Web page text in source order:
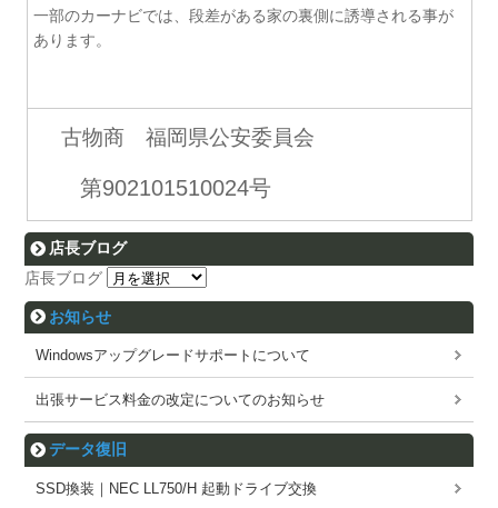
一部のカーナビでは、段差がある家の裏側に誘導される事が
あります。
古物商 福岡県公安委員会
第902101510024号
店長ブログ
店長ブログ
お知らせ
Windowsアップグレードサポートについて
出張サービス料金の改定についてのお知らせ
データ復旧
SSD換装｜NEC LL750/H 起動ドライブ交換